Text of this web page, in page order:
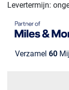
Levertermijn:
Verzamel 60